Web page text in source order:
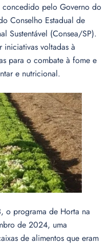
concedido pelo Governo do
Conselho Estadual de
Sustentável (Consea/SP).
voltadas à
para o combate à fome e
e nutricional.
o programa de Horta na
de 2024, uma
de alimentos que eram